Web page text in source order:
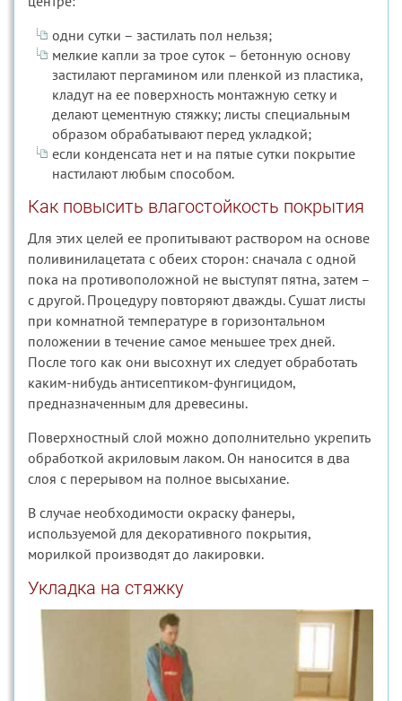
одни сутки – застилать пол нельзя;
мелкие капли за трое суток – бетонную основу
застилают пергамином или пленкой из пластика,
кладут на ее поверхность монтажную сетку и
делают цементную стяжку; листы специальным
образом обрабатывают перед укладкой;
если конденсата нет и на пятые сутки покрытие
настилают любым способом.
Как повысить влагостойкость покрытия
Для этих целей ее пропитывают раствором на основе
поливинилацетата с обеих сторон: сначала с одной
пока на противоположной не выступят пятна, затем –
с другой. Процедуру повторяют дважды. Сушат листы
при комнатной температуре в горизонтальном
положении в течение самое меньшее трех дней.
После того как они высохнут их следует обработать
каким-нибудь антисептиком-фунгицидом,
предназначенным для древесины.
Поверхностный слой можно дополнительно укрепить
обработкой акриловым лаком. Он наносится в два
слоя с перерывом на полное высыхание.
В случае необходимости окраску фанеры,
используемой для декоративного покрытия,
морилкой производят до лакировки.
Укладка на стяжку